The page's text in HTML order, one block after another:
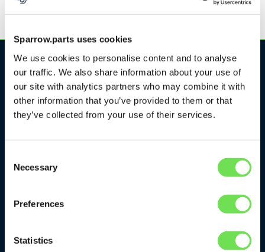
Sparrow.parts uses cookies
We use cookies to personalise content and to analyse
our traffic. We also share information about your use of
our site with analytics partners who may combine it with
other information that you’ve provided to them or that
they’ve collected from your use of their services.
Selection
Necessary
Preferences
Statistics
Produkt